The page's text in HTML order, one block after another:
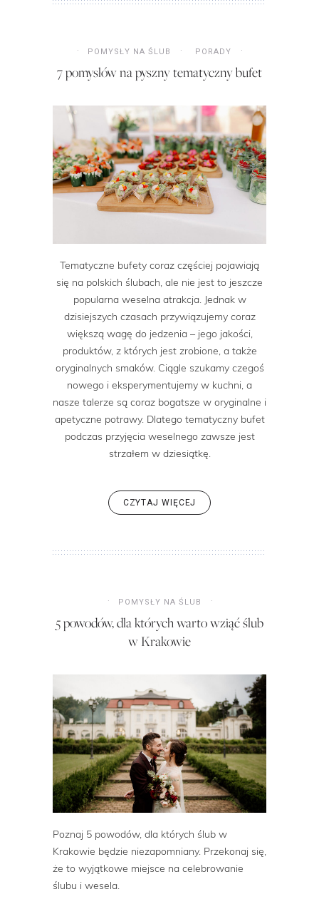
POMYSŁY NA ŚLUB PORADY
7 pomysłów na pyszny tematyczny bufet
Tematyczne bufety coraz częściej pojawiają
się na polskich ślubach, ale nie jest to jeszcze
popularna weselna atrakcja. Jednak w
dzisiejszych czasach przywiązujemy coraz
większą wagę do jedzenia – jego jakości,
produktów, z których jest zrobione, a także
oryginalnych smaków. Ciągle szukamy czegoś
nowego i eksperymentujemy w kuchni, a
nasze talerze są coraz bogatsze w oryginalne i
apetyczne potrawy. Dlatego tematyczny bufet
podczas przyjęcia weselnego zawsze jest
strzałem w dziesiątkę.
CZYTAJ WIĘCEJ
POMYSŁY NA ŚLUB
5 powodów, dla których warto wziąć ślub
w Krakowie
Poznaj 5 powodów, dla których ślub w
Krakowie będzie niezapomniany. Przekonaj się,
że to wyjątkowe miejsce na celebrowanie
ślubu i wesela.